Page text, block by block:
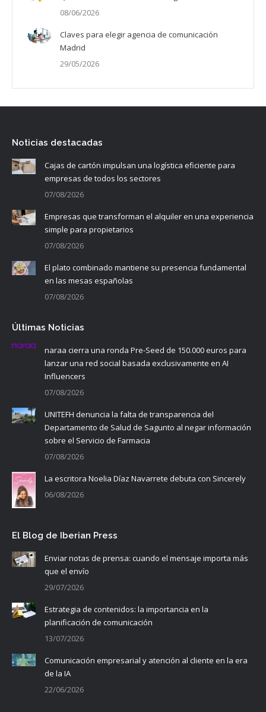
08/06/2026
Claves para elegir agencia de comunicación
Madrid
29/05/2026
Noticias destacadas
Cajas de cartón impulsan una logística eficiente para
empresas de todos los sectores
07/08/2026
Empresas que transforman el alquiler en una experiencia
simple para propietarios
07/08/2026
El plato combinado mantiene su presencia fundamental
en las mesas españolas
07/08/2026
Últimas Noticias
naraa cierra una ronda Pre-Seed de 150.000 euros para
lanzar una red social basada exclusivamente en AI
Influencers
07/08/2026
UNITEFH denuncia la falta de transparencia del
Departamento de Salud de Sagunto al negar información
sobre el Servicio de Farmacia
07/08/2026
La escritora Noelia Díaz Navarrete debuta con Sincerely
06/08/2026
El Blog de Iberian Press
Enviar notas de prensa: cuando el mensaje importa más
que el envío
29/07/2026
Estrategia de contenidos: la importancia en la
planificación de comunicación
13/07/2026
Comunicación empresarial y atención al cliente en la era
de la IA
22/06/2026